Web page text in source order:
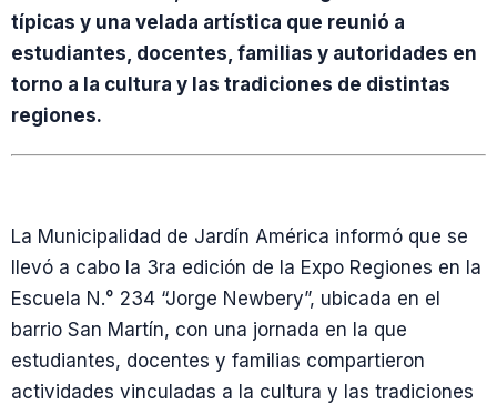
típicas y una velada artística que reunió a
estudiantes, docentes, familias y autoridades en
torno a la cultura y las tradiciones de distintas
regiones.
La Municipalidad de Jardín América informó que se
llevó a cabo la 3ra edición de la Expo Regiones en la
Escuela N.° 234 “Jorge Newbery”, ubicada en el
barrio San Martín, con una jornada en la que
estudiantes, docentes y familias compartieron
actividades vinculadas a la cultura y las tradiciones